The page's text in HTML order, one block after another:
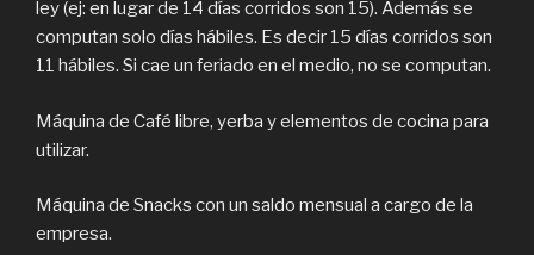
ley (ej: en lugar de 14 días corridos son 15). Además se
computan solo días hábiles. Es decir 15 días corridos son
11 hábiles. Si cae un feriado en el medio, no se computan.
Máquina de Café libre, yerba y elementos de cocina para
utilizar.
Máquina de Snacks con un saldo mensual a cargo de la
empresa.